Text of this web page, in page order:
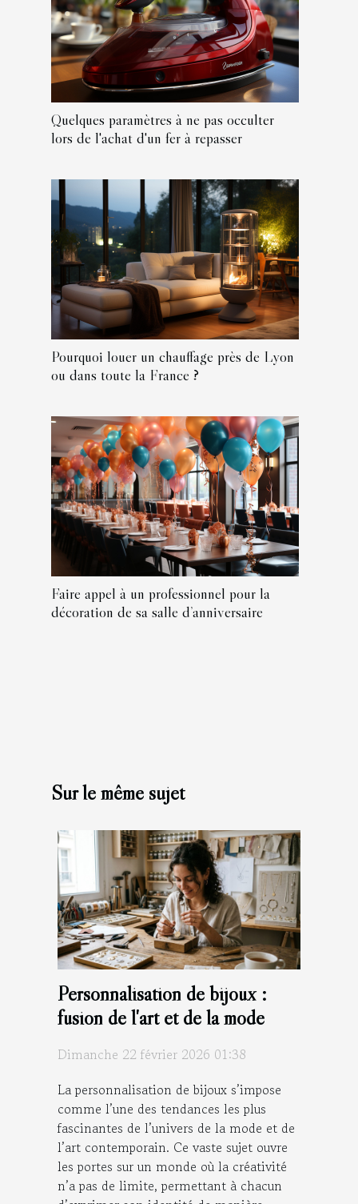
Quelques paramètres à ne pas occulter
lors de l'achat d'un fer à repasser
Pourquoi louer un chauffage près de Lyon
ou dans toute la France ?
Faire appel à un professionnel pour la
décoration de sa salle d’anniversaire
Sur le même sujet
Personnalisation de bijoux :
fusion de l'art et de la mode
Dimanche 22 février 2026 01:38
La personnalisation de bijoux s’impose
comme l’une des tendances les plus
fascinantes de l’univers de la mode et de
l’art contemporain. Ce vaste sujet ouvre
les portes sur un monde où la créativité
n’a pas de limite, permettant à chacun